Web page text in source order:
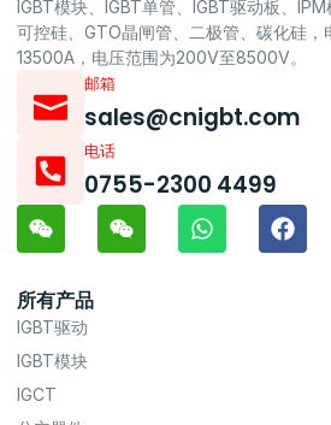
IGBT模块、IGBT单管、IGBT驱动板、IPM
可控硅、GTO晶闸管、二极管、碳化硅，
13500A，电压范围为200V至8500V。
邮箱
sales@cnigbt.com
电话
0755-2300 4499
所有产品
IGBT驱动
IGBT模块
IGCT